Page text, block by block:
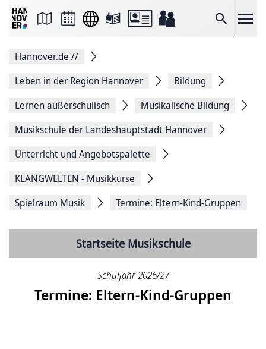
Suche
Seite
Facebook
teilen
Seitenlink
Seite
Hannover.de //
Leben in der Region Hannover
Bildung
Lernen außerschulisch
Musikalische Bildung
Musikschule der Landeshauptstadt Hannover
Unterricht und Angebotspalette
KLANGWELTEN - Musikkurse
Spielraum Musik
Termine: Eltern-Kind-Gruppen
Startseite Musikschule
Schuljahr 2026/27
Termine: Eltern-Kind-Gruppen